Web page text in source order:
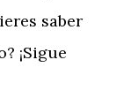
saber
¡Sigue